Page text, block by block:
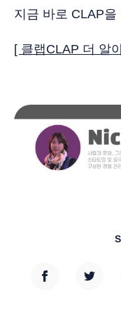
지금 바로 CLAP
[ 클랩CLAP 더 알